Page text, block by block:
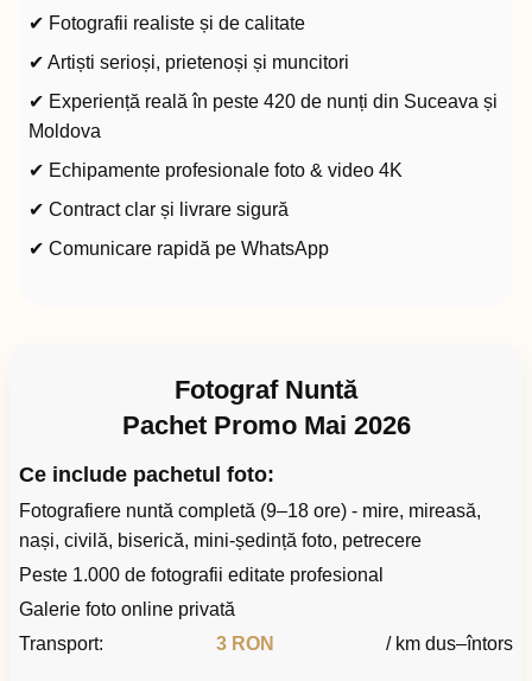
✔ Fotografii realiste și de calitate
✔ Artiști serioși, prietenoși și muncitori
✔ Experiență reală în peste 420 de nunți din Suceava și
Moldova
✔ Echipamente profesionale foto & video 4K
✔ Contract clar și livrare sigură
✔ Comunicare rapidă pe WhatsApp
Fotograf Nuntă
Pachet Promo Mai 2026
Ce include pachetul foto:
Fotografiere nuntă completă (9–18 ore) - mire, mireasă,
nași, civilă, biserică, mini-ședință foto, petrecere
Peste 1.000 de fotografii editate profesional
Galerie foto online privată
Transport:
3 RON / km dus–întors